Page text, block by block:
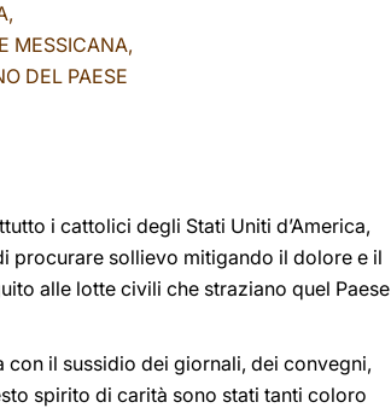
MESSICANA,
DEL PAESE
i cattolici degli Stati Uniti d’America,
procurare sollievo mitigando il dolore e il
alle lotte civili che straziano quel Paese
il sussidio dei giornali, dei convegni,
spirito di carità sono stati tanti coloro